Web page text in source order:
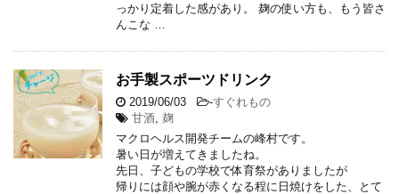
っかり定着した感があり。 麹の使い方も、もう皆さ
んこな …
お手製スポーツドリンク
2019/06/03 -すぐれもの
甘酒, 麹
マクロヘルス開発チームの峰村です。
暑い日が増えてきましたね。
先日、子どもの学校で体育祭がありましたが
帰りには顔や腕が赤くなる程に日焼けをした、とて